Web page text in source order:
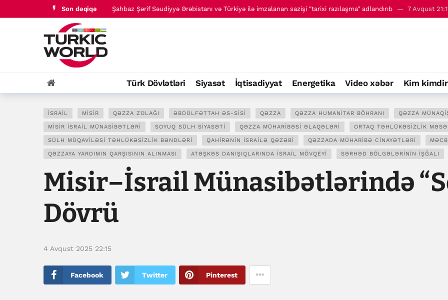
Son dəqiqə Şahbaz Şərif Səudiyyə Ərəbistanı və Türkiyə ilə imzalanan sazişi "tarixi razılaşma" adlandırıb 7 Avqust
Türk Dövlətləri Siyasət İqtisadiyyat Energetika Video xəbər Kim
İSRAIL MISIR QƏZZA ZOLAĞI ƏBDÜLFƏTTAH ƏS-SISI QƏZZA QƏZZA HUMANITAR BÖHRANI QƏZZA
MISIR İSRAIL MÜNASIBƏTLƏRI SOYUQ SÜLH SIYASƏTI QƏZZA MÜHARIBƏSI ƏLAQƏLƏRI ORTAQ TƏHLÜKƏSIZLIK
SÜLH MÜQAVILƏSI TƏHLÜKƏSIZLIK BƏNDLƏRI QAHIRƏNIN İSRAILƏ QƏZƏBI QƏZZADA MÜHARIBƏ CINAYƏTLƏRI
QƏZZAYA YARDIMIN QARŞISININ ALINMASI ATƏŞKƏS DANIŞIQLARINDA İSRAIL MÖVQEYI SƏRHƏD BÖLGƏLƏRININ IŞĞALI
Misir–İsrail Münasibətlərində
Dövrü
4 Avqust 2025 22:15
Facebook Twitter Pinterest